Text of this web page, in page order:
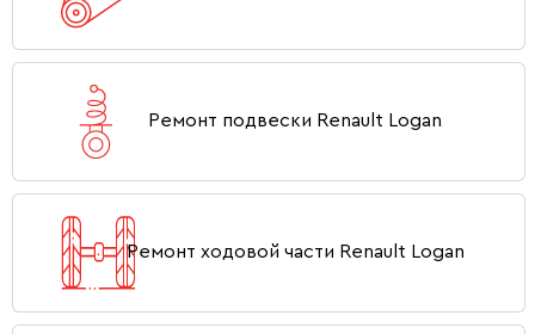
Ремонт подвески Renault Logan
Ремонт ходовой части Renault Logan